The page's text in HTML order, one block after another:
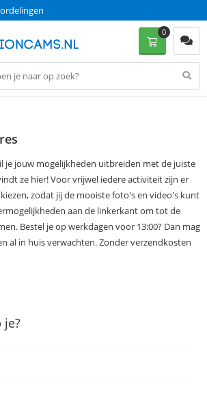
0
je jouw mogelijkheden uitbreiden met de juiste
vindt ze hier! Voor vrijwel iedere activiteit zijn er
zodat jij de mooiste foto's en video's kunt
aan de linkerkant om tot de
Bestel je op werkdagen voor 13:00? Dan mag
al in huis verwachten. Zonder verzendkosten
je?